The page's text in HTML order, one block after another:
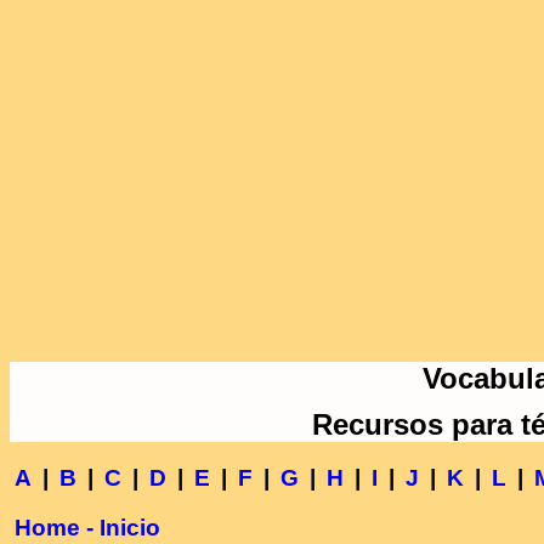
Recursos para
A B C D E F G H I J K L
Home - Inicio